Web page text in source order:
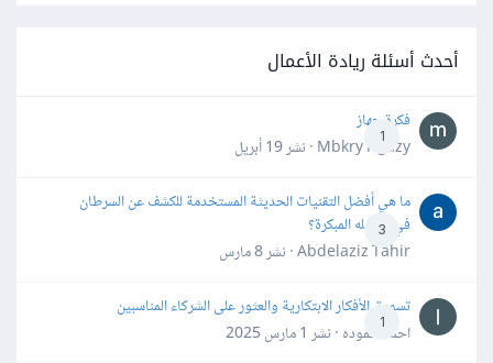
أحدث أسئلة ريادة الأعمال
1
فكرة جهاز
Mbkry Hgazy · نشر
19 أبريل
3
ما هي أفضل التقنيات الحديثة المستخدمة للكشف عن السرطان
في مراحله المبكرة؟
Abdelaziz Tahir · نشر
8 مارس
1
تسويق الأفكار الابتكارية والعثور على الشركاء المناسبين
احمد حموده · نشر 1 مارس 2025